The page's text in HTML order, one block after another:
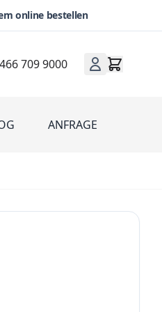
online bestellen
709 9000
ANFRAGE